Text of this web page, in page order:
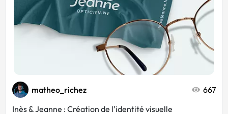
Sophrologue Éducateur canin
Tatoueur
Commercial
matheo_richez
667
Inès & Jeanne : Création de l’identité visuelle